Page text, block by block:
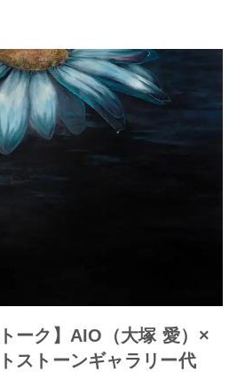
ーク】AIO（大塚 愛）×
ストーンギャラリー代